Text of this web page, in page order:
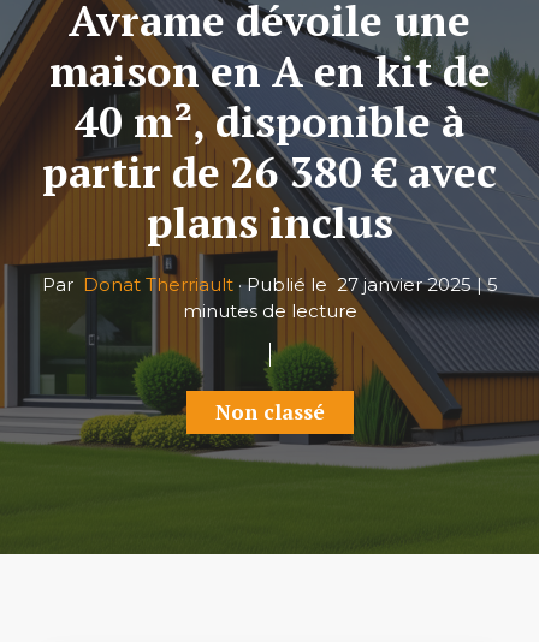
Avrame dévoile une
maison en A en kit de
40 m², disponible à
partir de 26 380 € avec
plans inclus
Par Donat Therriault · Publié le 27 janvier 2025| 5
minutes de lecture
Non classé